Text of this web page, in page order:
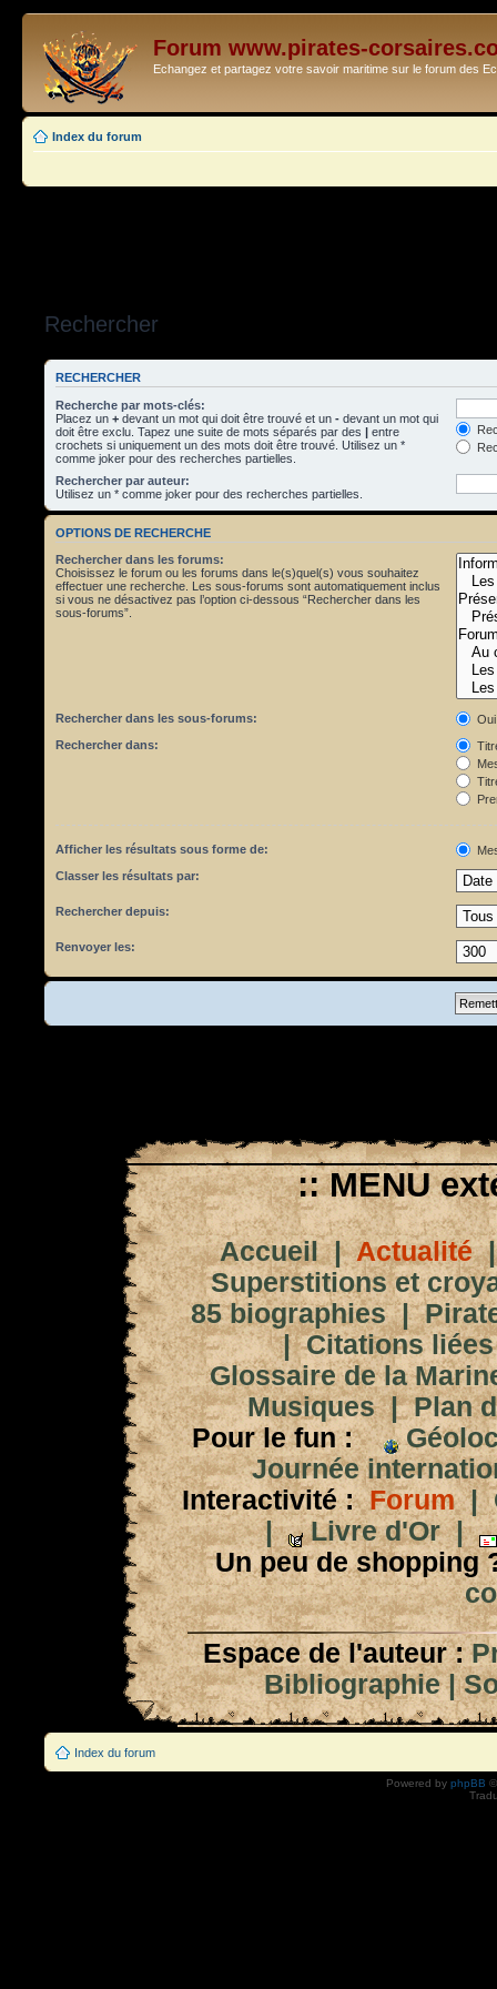
Forum www.pirates-
Echangez et partagez votre savoir maritime sur le forum des
Index du forum
Rechercher
RECHERCHER
Recherche par mots-clés:
Placez un + devant un mot qui doit être trouvé et un - devant un mot qui
doit être exclu. Tapez une suite de mots séparés par des | entre
crochets si uniquement un des mots doit être trouvé. Utilisez un *
comme joker pour des recherches partielles.
Rechercher par auteur:
Utilisez un * comme joker pour des recherches partielles.
OPTIONS DE RECHERCHE
Rechercher dans les forums:
Choisissez le forum ou les forums dans le(s)quel(s) vous souhaitez
effectuer une recherche. Les sous-forums sont automatiquement inclus
si vous ne désactivez pas l’option ci-dessous “Rechercher dans les
sous-forums”.
Rechercher dans les sous-forums:
Oui
Rechercher dans:
Afficher les résultats sous forme de:
Classer les résultats par:
Rechercher depuis:
Renvoyer les:
:: MENU
Accueil|Actualité
Superstitions et
85 biographies|
|Citations
Glossaire de la
Musiques|Plan
Pour le fun :
Journée
Interactivité : Forum|
|
Livre d'Or|
Un peu de shopping
Espace de l'auteur :
Bibliographie|
Index du forum
Powered by phpBB